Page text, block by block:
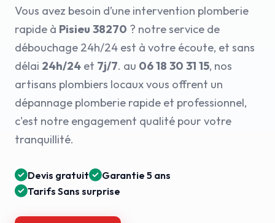
Vous avez besoin d’une intervention plomberie
rapide à Pisieu 38270 ? notre service de
débouchage 24h/24 est à votre écoute, et sans
délai 24h/24 et 7j/7. au 06 18 30 31 15, nos
artisans plombiers locaux vous offrent un
dépannage plomberie rapide et professionnel,
c'est notre engagement qualité pour votre
tranquillité.
Devis gratuit
Garantie 5 ans
Tarifs Sans surprise